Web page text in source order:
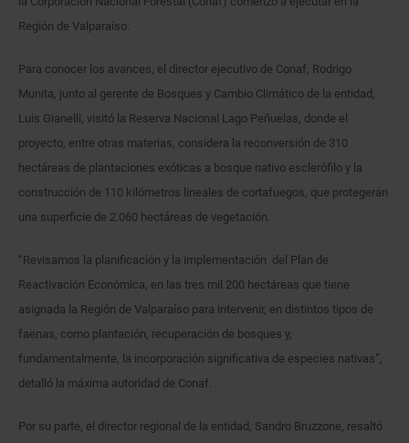
Región de Valparaíso.
Para conocer los avances, el director ejecutivo de Conaf, Rodrigo
Munita, junto al gerente de Bosques y Cambio Climático de la entidad,
Luis Gianelli, visitó la Reserva Nacional Lago Peñuelas, donde el
proyecto, entre otras materias, considera la reconversión de 310
hectáreas de plantaciones exóticas a bosque nativo esclerófilo y la
construcción de 110 kilómetros lineales de cortafuegos, que protegerán
una superficie de 2.060 hectáreas de vegetación.
“Revisamos la planificación y la implementación del Plan de
Reactivación Económica, en las tres mil 200 hectáreas que tiene
asignada la Región de Valparaíso para intervenir, en distintos tipos de
faenas, como plantación, recuperación de bosques y,
fundamentalmente, la incorporación significativa de especies nativas”,
detalló la máxima autoridad de Conaf.
Por su parte, el director regional de la entidad, Sandro Bruzzone, resaltó